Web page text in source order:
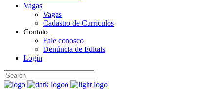
Vagas
Vagas
Cadastro de Currículos
Contato
Fale conosco
Denúncia de Editais
Login